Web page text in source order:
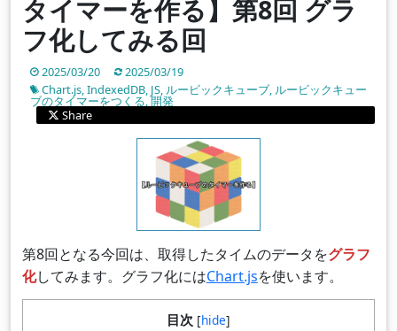
タイマーを作る】第8回 グラ
フ化してみる回
2025/03/20
2025/03/19
Chart.js ,IndexedDB JS ルービックキューブ ルービックキュー
ブのタイマーをつくる,開発
Share
第8回となる今回は、取得したタイムのデータをグラフ
化してみます。グラフ化にはChart.jsを使います。
目次 [hide]